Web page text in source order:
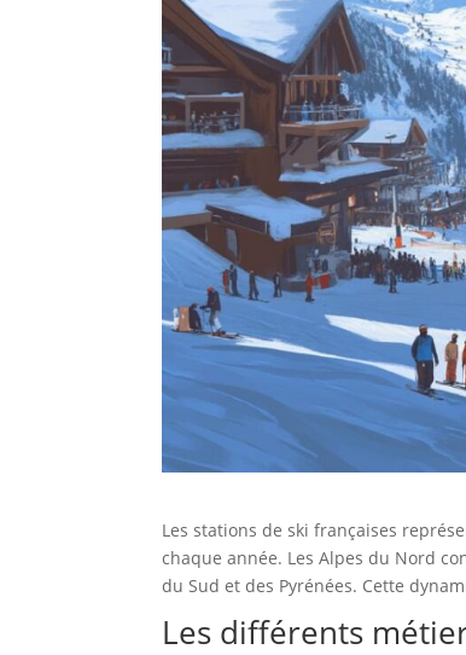
Les stations de ski françaises
chaque année. Les Alpes du Nord
du Sud et des Pyrénées. Cette
Les différents